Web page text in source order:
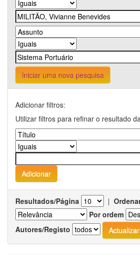
Iniciar uma nova pesquisa
Adicionar filtros:
Utilizar filtros para refinar o resultado
Resultados/Página |
Por ordem
Autores/Registo